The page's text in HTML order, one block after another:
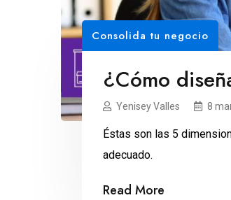
Consolida tu negocio
¿Cómo
Yenisey Valles 8
Éstas son las 5
adecuado.
Read More